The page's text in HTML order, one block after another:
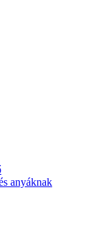
anyáknak